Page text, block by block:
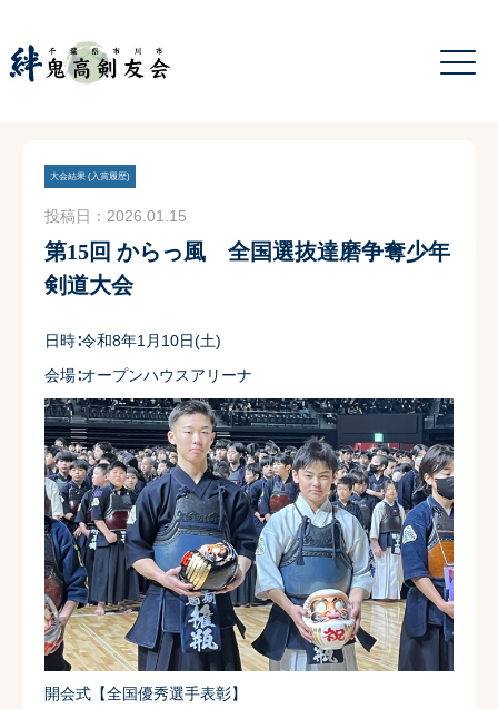
大会結果 (入賞履歴)
投稿日：2026.01.15
第15回 からっ風 全国選抜達磨争奪少年
剣道大会
日時∶令和8年1月10日(土)
会場∶オープンハウスアリーナ
開会式【全国優秀選手表彰】